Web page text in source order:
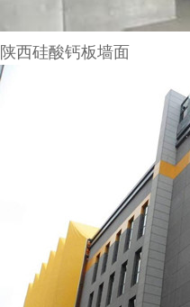
陕西硅酸钙板墙面